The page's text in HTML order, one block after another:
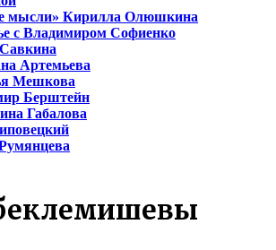
мысли» Кирилла Олюшкина
с Владимиром Софиенко
Артемьева
Мешкова
Берштейн
Габалова